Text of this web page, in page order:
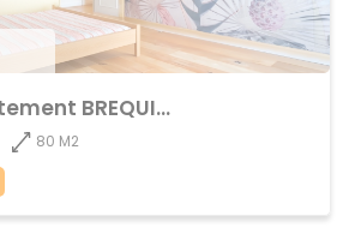
Achat Appartement BREQUIGNY
80 M2